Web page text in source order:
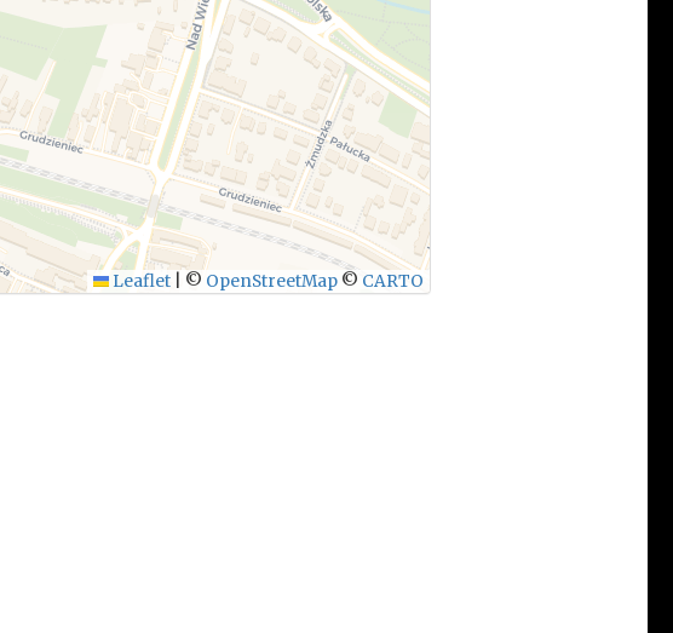
Leaflet © OpenStreetMap © CARTO